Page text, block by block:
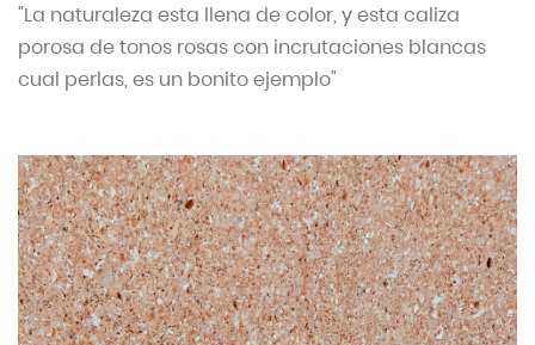
"La naturaleza esta llena de color, y esta caliza
porosa de tonos rosas con incrutaciones blancas
cual perlas, es un bonito ejemplo"